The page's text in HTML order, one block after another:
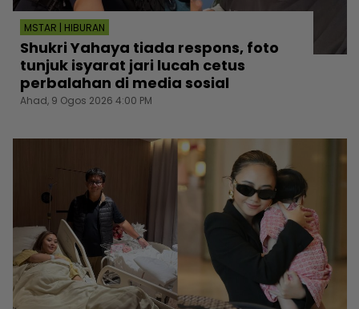
MSTAR | HIBURAN
Shukri Yahaya tiada respons, foto
tunjuk isyarat jari lucah cetus
perbalahan di media sosial
Ahad, 9 Ogos 2026 4:00 PM